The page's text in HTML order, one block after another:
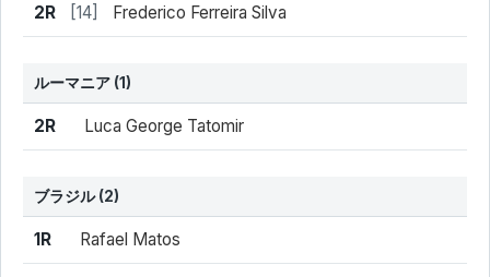
結果 シード 選手名
2R [14] Frederico Ferreira Silva
ルーマニア (1)
結果 シード 選手名
2R Luca George Tatomir
ブラジル(2)
結果 シード 選手名
1R Rafael Matos